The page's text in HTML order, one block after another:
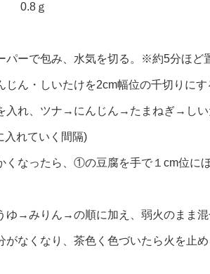
ｇ
ーで包み、水気を切る。※約5分ほど
ん・しいたけを2cm幅位の千切りにす
入れ、ツナ→にんじん→たまねぎ→しい
入れていく間隔)
なったら、①の豆腐を手で１cm位に
→みりん→の順に加え、弱火のまま混
なくなり、茶色く色づいたら火を止め